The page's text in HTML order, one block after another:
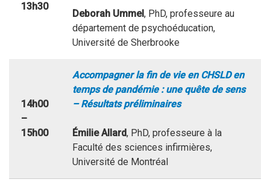
13h30
Deborah Ummel, PhD, professeure au
département de psychoéducation,
Université de Sherbrooke
14h00
–
15h00
Accompagner la fin de vie en CHSLD en
temps de pandémie : une quête de sens
– Résultats préliminaires
Émilie Allard, PhD, professeure à la
Faculté des sciences infirmières,
Université de Montréal